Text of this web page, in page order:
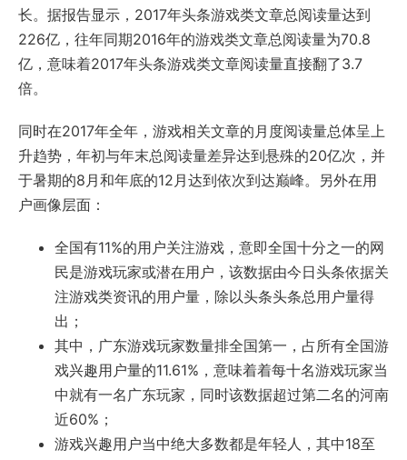
长。据报告显示，2017年头条游戏类文章总阅读量达到
226亿，往年同期2016年的游戏类文章总阅读量为70.8
亿，意味着2017年头条游戏类文章阅读量直接翻了3.7
倍。
同时在2017年全年，游戏相关文章的月度阅读量总体呈上
升趋势，年初与年末总阅读量差异达到悬殊的20亿次，并
于暑期的8月和年底的12月达到依次到达巅峰。另外在用
户画像层面：
全国有11%的用户关注游戏，意即全国十分之一的网
民是游戏玩家或潜在用户，该数据由今日头条依据关
注游戏类资讯的用户量，除以头条头条总用户量得
出；
其中，广东游戏玩家数量排全国第一，占所有全国游
戏兴趣用户量的11.61%，意味着着每十名游戏玩家当
中就有一名广东玩家，同时该数据超过第二名的河南
近60%；
游戏兴趣用户当中绝大多数都是年轻人，其中18至